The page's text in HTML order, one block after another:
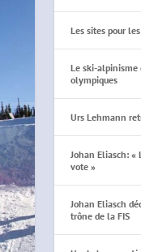
Les sites pour
Le ski-alpinisme
olympiques
Urs Lehmann
Johan Eliasch: «
vote »
Johan Eliasch
trône de la FIS